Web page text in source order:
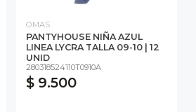
OMAS
PANTYHOUSE NIÑA AZUL
LINEA LYCRA TALLA 09-10 | 12
UNID
280318524110T0910A
$ 9.500